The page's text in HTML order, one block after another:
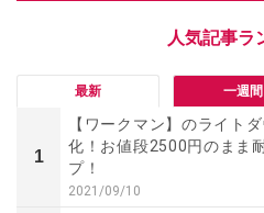
最新 一週間
1
【ワークマン】のライト
化！お値段2500円のまま
プ！
2021/09/10